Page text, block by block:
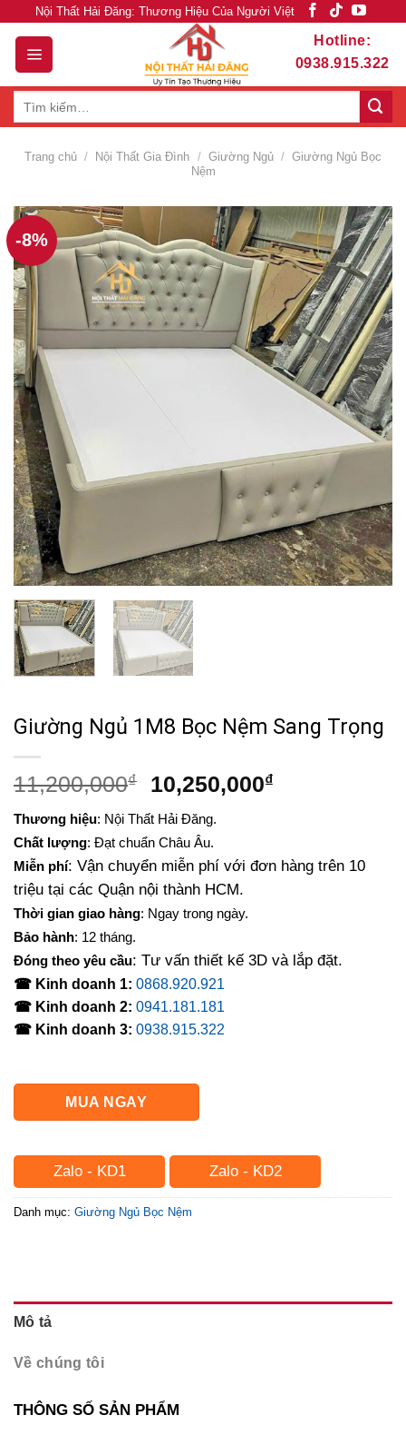
content
Nội Thất Hải Đăng: Thương Hiệu Của Người Việt
Hotline:
0938.915.322
Trang chủ / Nội Thất Gia Đình / Giường Ngủ / Giường Ngủ Bọc
Nệm
-8%
Giường Ngủ 1M8 Bọc Nệm Sang Trọng
11,200,000₫
Giá
là:
11,200,000₫.
10,250,000₫Giá
10,250,000₫.
Thương hiệu: Nội Thất Hải Đăng.
Chất lượng: Đạt chuẩn Châu Âu.
Miễn phí: Vận chuyển miễn phí với đơn hàng trên 10
triệu tại các Quận nội thành HCM.
Thời gian giao hàng: Ngay trong ngày.
Bảo hành: 12 tháng.
Đóng theo yêu cầu: Tư vấn thiết kế 3D và lắp đặt.
☎ Kinh doanh 1: 0868.920.921
☎ Kinh doanh 2: 0941.181.181
☎ Kinh doanh 3: 0938.915.322
MUA NGAY
Zalo - KD1 Zalo - KD2
Danh mục: Giường Ngủ Bọc Nệm
Mô tả
Về chúng tôi
THÔNG SỐ SẢN PHẨM